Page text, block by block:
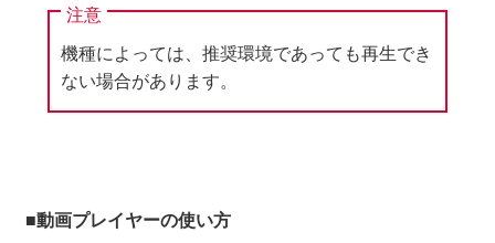
注意
機種によっては、推奨環境であっても再生でき
ない場合があります。
■動画プレイヤーの使い方